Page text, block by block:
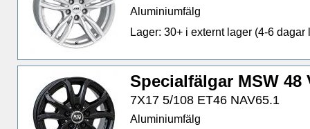
Aluminiumfälg
Lager: 30+ i externt lager (4-6 dagar
Specialfälgar MSW 48
7X17 5/108 ET46 NAV65.1
Aluminiumfälg